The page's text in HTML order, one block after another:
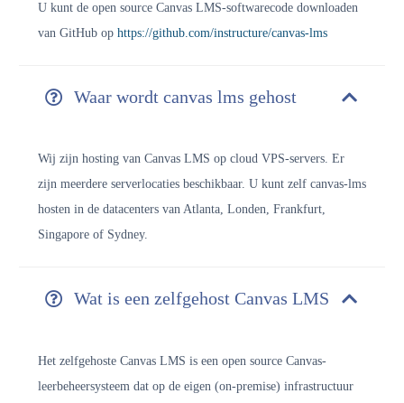
U kunt de open source Canvas LMS-softwarecode downloaden
van GitHub op https://github.com/instructure/canvas-lms
Waar wordt canvas lms gehost
Wij zijn hosting van Canvas LMS op cloud VPS-servers. Er
zijn meerdere serverlocaties beschikbaar. U kunt zelf canvas-lms
hosten in de datacenters van Atlanta, Londen, Frankfurt,
Singapore of Sydney.
Wat is een zelfgehost Canvas LMS
Het zelfgehoste Canvas LMS is een open source Canvas-
leerbeheersysteem dat op de eigen (on-premise) infrastructuur